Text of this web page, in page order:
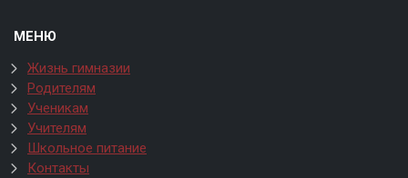
МЕНЮ
Жизнь гимназии
Родителям
Ученикам
Учителям
Школьное питание
Контакты